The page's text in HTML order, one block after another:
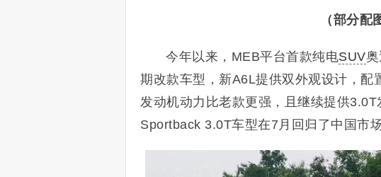
（部分配
今年以来，MEB平台首款纯电SUV
期改款车型，新A6L提供双外观设计，
发动机动力比老款更强，且继续提供
Sportback 3.0T车型在7月回归了中国市场